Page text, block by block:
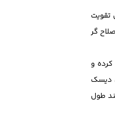
تقویت
گر
و
دیسک
طول